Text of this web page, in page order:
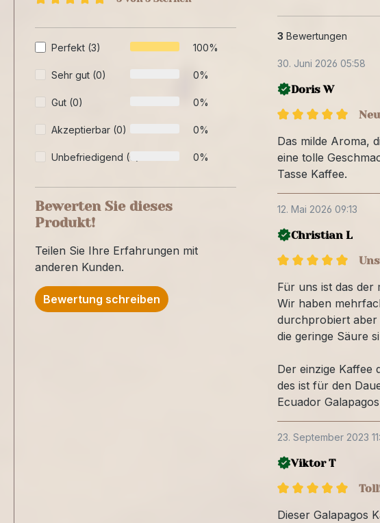
Perfekt (3) 100%
Sehr gut (0) 0%
Gut (0) 0%
Akzeptierbar (0) 0%
Unbefriedigend (0) 0%
Bewerten Sie dieses
Produkt!
Teilen Sie Ihre Erfahrungen mit
anderen Kunden.
Bewertung schreiben
3 Bewertungen
30. Juni 2026 05:58
Doris W
Das milde Aroma,
eine tolle
Tasse Kaffee.
12. Mai 2026 09:13
Christian L
Für uns ist das der
Wir haben
durchprobiert aber
die geringe Säure
Der einzige Kaffee
des ist für den
Ecuador
23. September 2023
Viktor T
Dieser Galapagos